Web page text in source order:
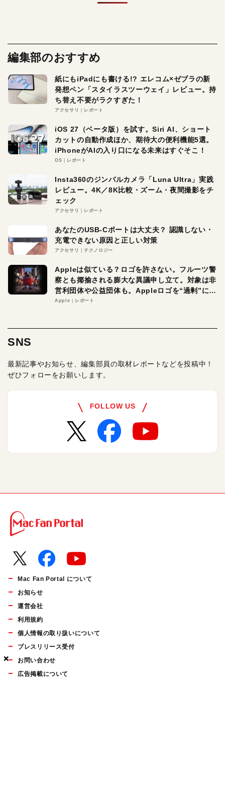
×
×
×
編集部のおすすめ
紙にもiPadにも書ける!? エレコム×ゼブラの新
発想ペン「スタイラスツーウェイ」レビュー。持
ち替え不要がラクすぎた！
アクセサリ レポート
iOS 27（ベータ版）を試す。Siri AI、ショート
カットの自動作成ほか、期待大の便利機能5選。
iPhoneがAIの入り口になる未来はすぐそこ！
OS レポート
Insta360のジンバルカメラ「Luna Ultra」実践
レビュー。4K／8K比較・ズーム・夜間撮影をチ
ェック
アクセサリ レポート
あなたのUSB-Cポートは大丈夫？ 認識しない・
充電できない原因と正しい対策
アクセサリ テクノロジー
Appleは似ている？ロゴを許さない。フルーツ警
察とも揶揄される膨大な異議申し立て。対象は非
営利団体や公益団体も。Appleロゴを“過剰”に守
る理由とは
Apple レポート
SNS
最新記事やお知らせ、編集部員の取材レポートなどを投稿中！
ぜひフォローをお願いします。
FOLLOW US
Mac Fan Portal について
お知らせ
運営会社
利用規約
個人情報の取り扱いについて
プレスリリース受付
お問い合わせ
広告掲載について